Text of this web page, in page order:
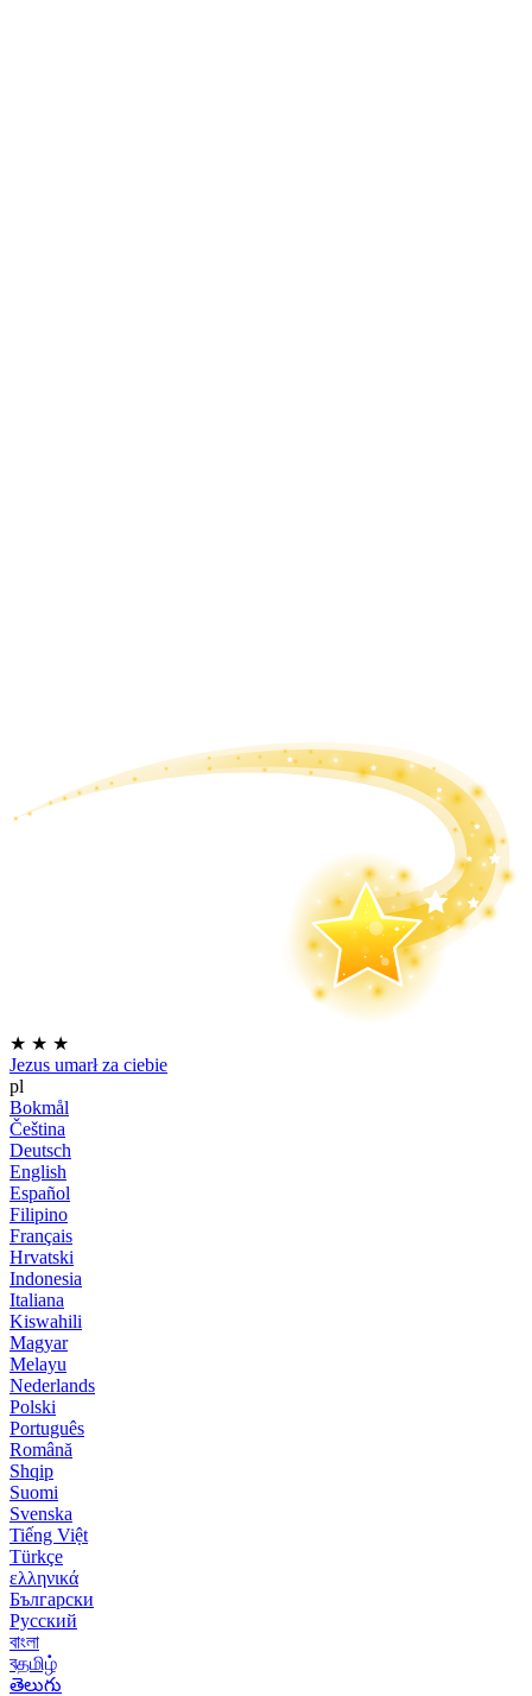
★ ★ ★
Jezus umarł za ciebie
pl
Bokmål
Čeština
Deutsch
English
Español
Filipino
Français
Hrvatski
Indonesia
Italiana
Kiswahili
Magyar
Melayu
Nederlands
Polski
Português
Română
Shqip
Suomi
Svenska
Tiếng Việt
Türkçe
ελληνικά
Български
Русский
বাংলা
বதமிழ்
తెలుగు